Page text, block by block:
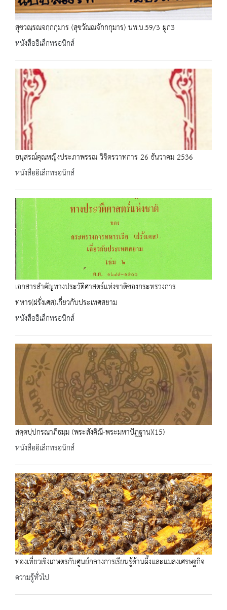
สุชวณฺรณจกฺกกุมาร (สุชวัณณจักกกุมาร) นพ.บ.59/3 ผูก3
หนังสืออิเล็กทรอนิกส์
อนุสรณ์คุณหญิงประภาพรรณ วิจิตรวาทการ 26 ธันวาคม 2536
หนังสืออิเล็กทรอนิกส์
เอกสารสำคัญทางประวัติศาสตร์แห่งชาติของกระทรวงการ
ทหาร(ฝรั่งเศส)เกี่ยวกับประเทศสยาม
หนังสืออิเล็กทรอนิกส์
สตฺตปฺปกรณาภิธมฺม (พระสังคิณี-พระมหาปัฏฐาน)(15)
หนังสืออิเล็กทรอนิกส์
ท่องเที่ยวเชิงเกษตรกับศูนย์กลางการเรียนรู้ด้านผึ้งและแมลงเศรษฐกิจ
ความรู้ทั่วไป